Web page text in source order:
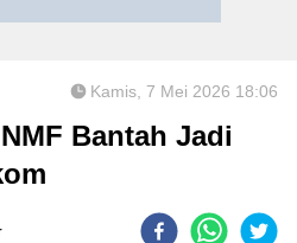
Kamis, 7 Mei 2026 18:06
Bantah Jadi